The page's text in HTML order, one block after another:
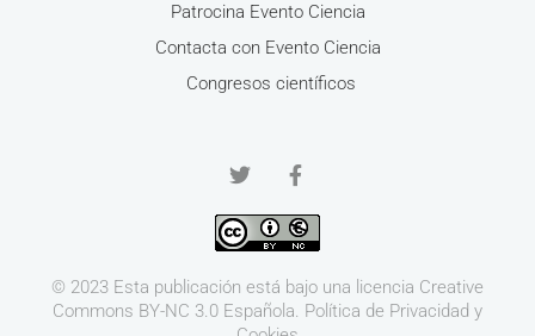
Patrocina Evento Ciencia
Contacta con Evento Ciencia
Congresos científicos
© 2023 Esta publicación está bajo una licencia Creative
Commons BY-NC 3.0 Española. Política de Privacidad y